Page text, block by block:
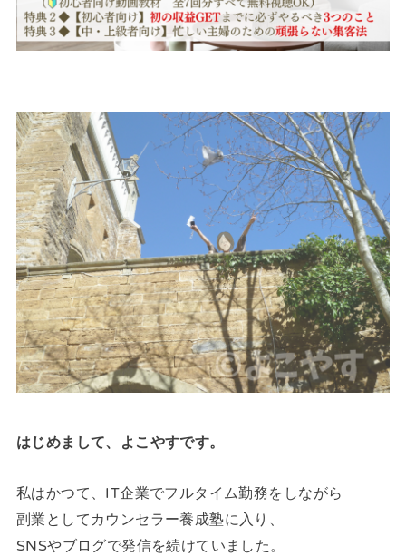
はじめまして、よこやすです。
私はかつて、IT企業でフルタイム勤務をしながら
副業としてカウンセラー養成塾に入り、
SNSやブログで発信を続けていました。